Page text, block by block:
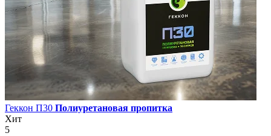
Геккон П30 Полиуретановая пропитка
Хит
5